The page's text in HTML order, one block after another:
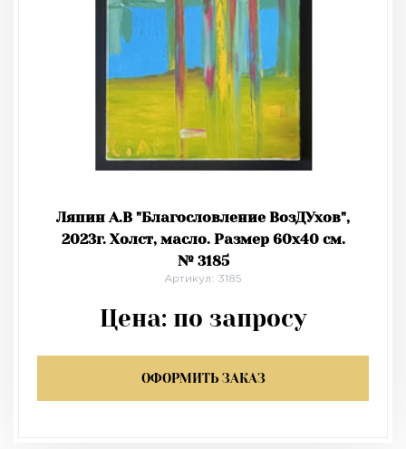
Ляпин А.В "Благословление ВозДУхов",
2023г. Холст, масло. Размер 60х40 см.
№ 3185
Артикул: 3185
Цена: по запросу
ОФОРМИТЬ ЗАКАЗ